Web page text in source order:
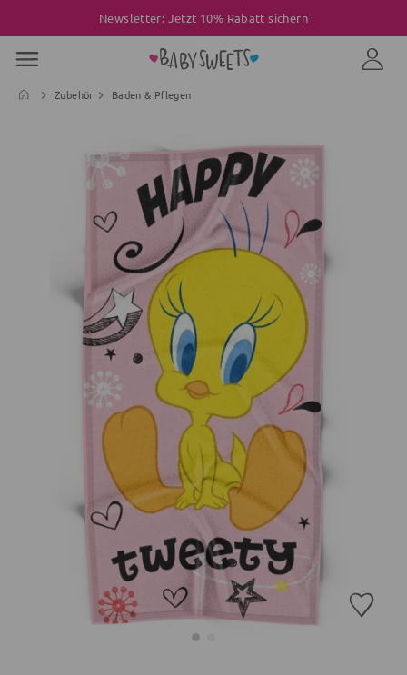
Newsletter: Jetzt 10% Rabatt sichern
Zubehör Baden & Pflegen